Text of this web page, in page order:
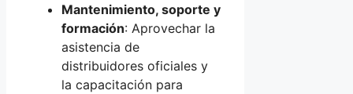
Mantenimiento, soporte y
formación: Aprovechar la
asistencia de
distribuidores oficiales y
la capacitación para